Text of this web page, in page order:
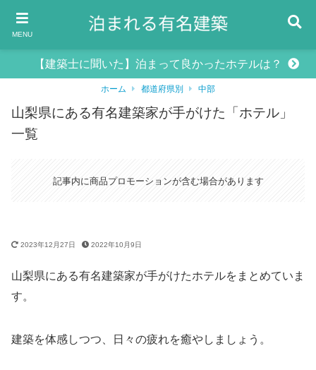
MENU
【建築士に聞いた】泊まって良かったホテルは？
ホーム 都道府県別 中部
山梨県にある有名建築家が手がけた「ホテル」
一覧
2023年12月27日 2022年10月9日
記事内に商品プロモーションが含む場合があります
山梨県にある有名建築家が手がけたホテルをまとめていま
す。
建築を体感しつつ、日々の疲れを癒やしましょう。